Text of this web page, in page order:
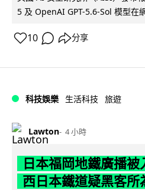
5 及 OpenAI GPT-5.6-Sol 模型在
10 分享
科技娛樂 生活科技 旅遊
Lawton 4 小時
日本福岡地鐵廣播
西日本鐵道疑黑客所